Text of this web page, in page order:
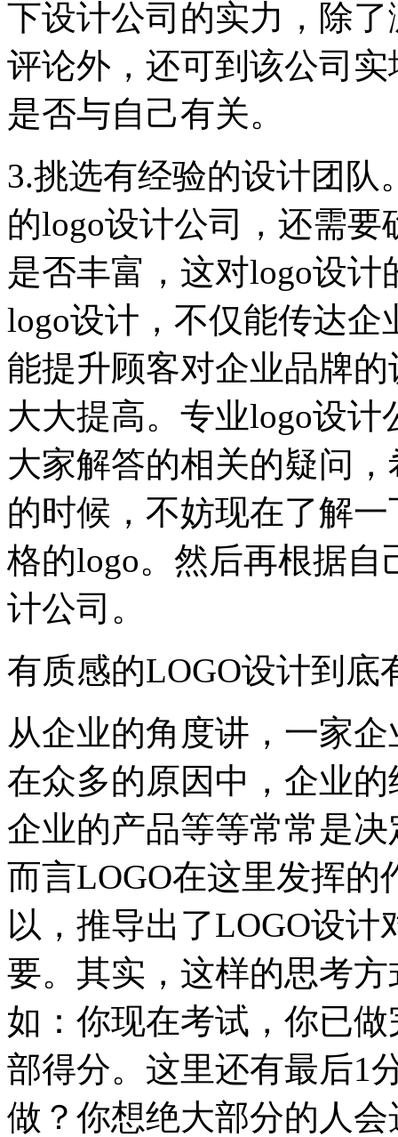
下设计公司的实力，除
评论外，还可到该公司
是否与自己有关。
3.挑选有经验的设计团
的logo设计公司，还需
是否丰富，这对logo设
logo设计，不仅能传达
能提升顾客对企业品牌
大大提高。专业logo设
大家解答的相关的疑问
的时候，不妨现在了解
格的logo。然后再根据
计公司。
有质感的LOGO设计到底
从企业的角度讲，一家
在众多的原因中，企业
企业的产品等等常常是
而言LOGO在这里发挥
以，推导出了LOGO设
要。其实，这样的思考
如：你现在考试，你已
部得分。这里还有最后1
做？你想绝大部分的人